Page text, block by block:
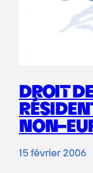
DROIT
NON-
15 février 2006